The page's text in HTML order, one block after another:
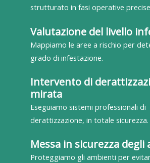
strutturato in fasi operative
Valutazione del livello
Mappiamo le aree a rischio per
grado di infestazione.
Intervento di
mirata
Eseguiamo sistemi professionali di
derattizzazione, in totale sicurezza.
Messa in sicurezza
Proteggiamo gli ambienti per